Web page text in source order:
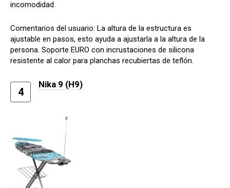
incomodidad.
Comentarios del usuario: La altura de la estructura es
ajustable en pasos, esto ayuda a ajustarla a la altura de la
persona. Soporte EURO con incrustaciones de silicona
resistente al calor para planchas recubiertas de teflón.
4
Nika 9 (H9)